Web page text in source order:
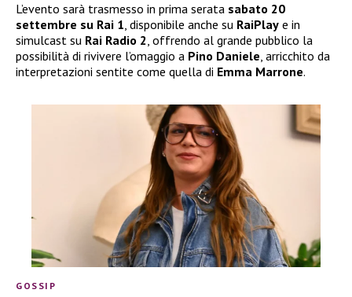
L’evento sarà trasmesso in prima serata sabato 20
settembre su Rai 1, disponibile anche su RaiPlay e in
simulcast su Rai Radio 2, offrendo al grande pubblico la
possibilità di rivivere l’omaggio a Pino Daniele, arricchito da
interpretazioni sentite come quella di Emma Marrone.
GOSSIP